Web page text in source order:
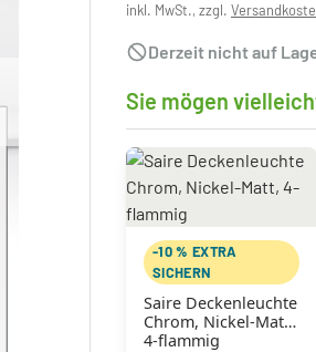
inkl. MwSt., zzgl.
Derzeit nicht auf
Sie mögen
-10 % EXTRA
SICHERN
Saire Deckenleuchte
Chrom, Nickel-Matt,
4-flammig